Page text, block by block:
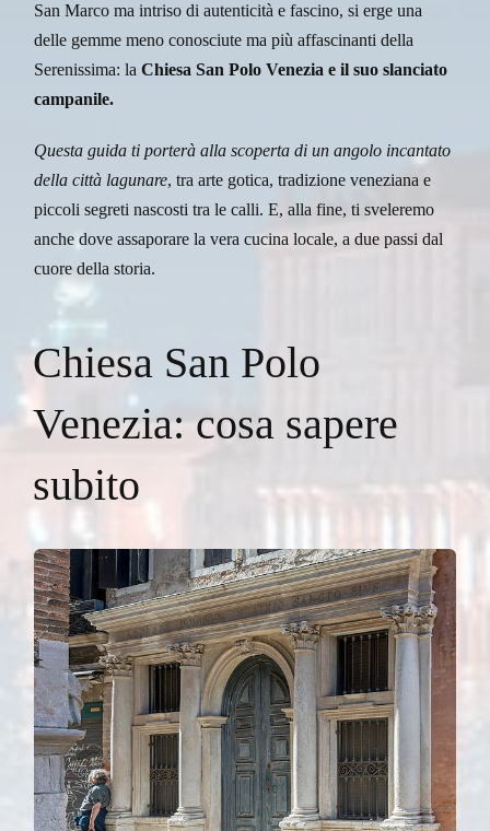
San Marco ma intriso di autenticità e fascino, si erge una
delle gemme meno conosciute ma più affascinanti della
Serenissima: laChiesa San Polo Venezia e il suo slanciato
campanile.
Questa guida ti porterà alla scoperta di un angolo incantato
della città lagunare, tra arte gotica, tradizione veneziana e
piccoli segreti nascosti tra le calli. E, alla fine, ti sveleremo
anche dove assaporare la vera cucina locale, a due passi dal
cuore della storia.
Chiesa San Polo
Venezia: cosa sapere
subito